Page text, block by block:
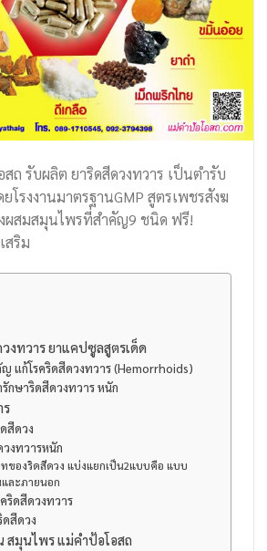
สถ รับผลิต ยาริดสีดวงทวาร เป็นตำรับ
โรงงานมาตรฐานGMP สูตรเพชรสังฆ
ผสมสมุนไพรที่สำคัญ9 ชนิด ฟรี!
สริม
งทวาร ยาแคปซูลสูตรเด็ด
แก้โรคริดสีดวงทวาร (Hemorrhoids)
กษาริดสีดวงทวาร หนัก
ร
สีดวง
วงทวารหนัก
ของริดสีดวง แบ่งแยกเป็น2แบบคือ แบบ
ละภายนอก
ริดสีดวงทวาร
ดสีดวง
สมุนไพร แม่คำป้อโอสถ